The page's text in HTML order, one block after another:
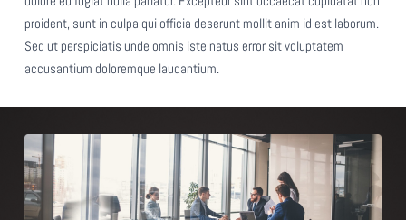
proident, sunt in culpa qui officia deserunt mollit anim id est laborum.
Sed ut perspiciatis unde omnis iste natus error sit voluptatem
accusantium doloremque laudantium.